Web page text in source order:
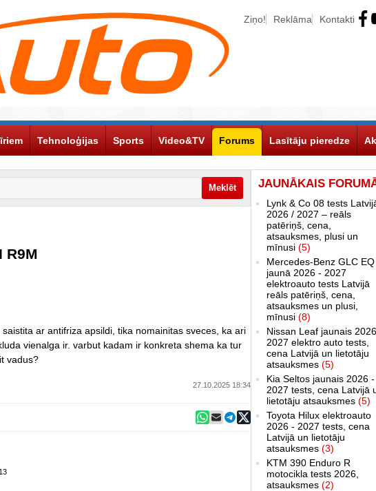
Ziņo! Reklāma Kontakti
Tehnoloģijas Sports Video&TV Forums Lasītāju pieredze
R9M
ar antifriza apsildi, tika nomainitas sveces, ka ari
vienalga ir. varbut kadam ir konkreta shema ka tur
vadus?
27.10.2025 18:34
JAUNĀKAIS
Lynk & Co 08 tests
2026 / 2027 – reāls
patēriņš, cena,
atsauksmes, plusi un
mīnusi (5)
Mercedes-Benz GLC EQ
jaunā 2026 - 2027
elektroauto tests Latvijā
reāls patēriņš, cena,
atsauksmes un plusi,
mīnusi (8)
Nissan Leaf jaunais
2027 elektro auto tests,
cena Latvijā un lietotāju
atsauksmes (5)
Kia Seltos jaunais 2026 -
2027 tests, cena Latvijā
lietotāju atsauksmes (5)
Toyota Hilux elektroauto
2026 - 2027 tests, cena
Latvijā un lietotāju
atsauksmes (3)
KTM 390 Enduro R
motocikla tests 2026,
atsauksmes (2)